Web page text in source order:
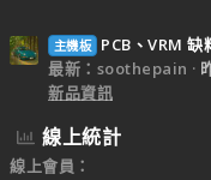
主機板
PCB、VRM
最新：soothepain
新品資訊
線上統計
線上會員